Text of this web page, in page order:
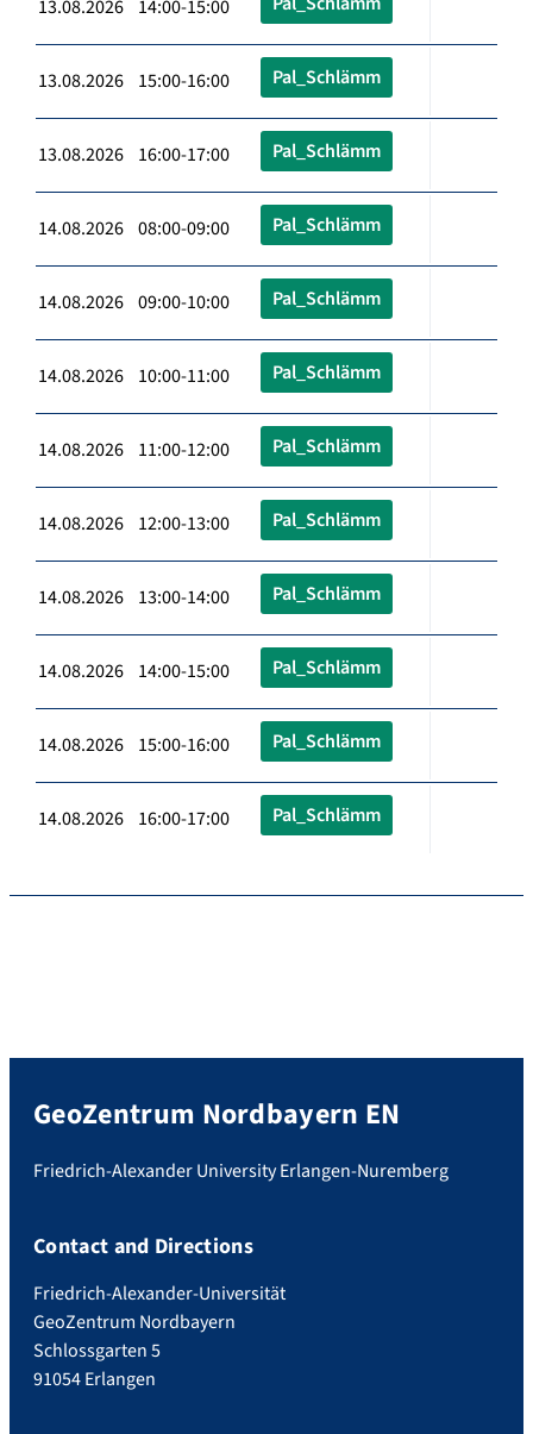
13.08.2026 14:00-15:00
13.08.2026 15:00-16:00 Pal_Schlämm
13.08.2026 16:00-17:00 Pal_Schlämm
14.08.2026 08:00-09:00 Pal_Schlämm
14.08.2026 09:00-10:00 Pal_Schlämm
14.08.2026 10:00-11:00 Pal_Schlämm
14.08.2026 11:00-12:00 Pal_Schlämm
14.08.2026 12:00-13:00 Pal_Schlämm
14.08.2026 13:00-14:00 Pal_Schlämm
14.08.2026 14:00-15:00 Pal_Schlämm
14.08.2026 15:00-16:00 Pal_Schlämm
14.08.2026 16:00-17:00 Pal_Schlämm
GeoZentrum Nordbayern EN
Friedrich-Alexander University Erlangen-Nuremberg
Contact and Directions
Friedrich-Alexander-Universität
GeoZentrum Nordbayern
Schlossgarten 5
91054 Erlangen